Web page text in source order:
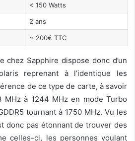
< 150 Watts
2 ans
~ 200€ TTC
chez Sapphire dispose donc d’un
reprenant à l’identique les
de ce type de carte, à savoir
MHz à 1244 MHz en mode Turbo
tournant à 1750 MHz. Vu les
donc pas étonnant de trouver des
celles-ci, les personnes voulant